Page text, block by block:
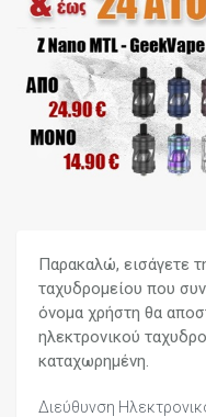
Παρακαλώ, εισάγετε
ταχυδρομείου που
όνομα χρήστη θα
ηλεκτρονικού
καταχωρημένη.
Διεύθυνση